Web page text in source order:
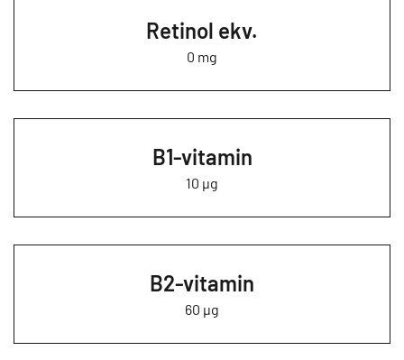
Retinol ekv.
0 mg
B1-vitamin
10 µg
B2-vitamin
60 µg